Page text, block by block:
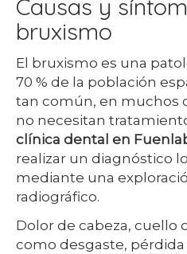
Causas y
bruxismo
El bruxismo es una
70 % de la población
tan común, en muchos
no necesitan
clínica dental en
realizar un diagnóstico
mediante una
radiográfico.
Dolor de cabeza, cuello
como desgaste,